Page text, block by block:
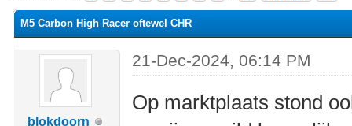
M5 Carbon High Racer oftewel CHR
blokdoorn
21-Dec-2024, 06:14 PM
Op marktplaats stond